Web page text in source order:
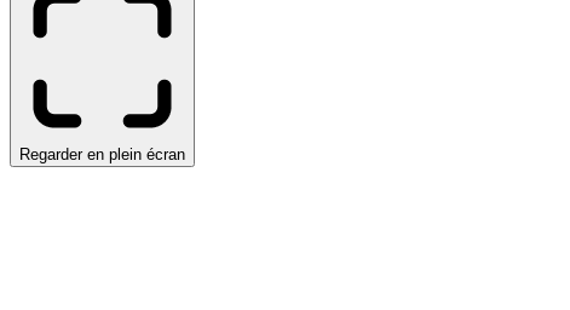
Regarder en plein écran